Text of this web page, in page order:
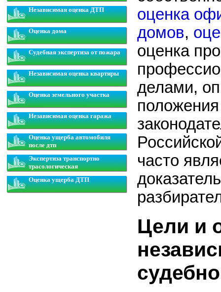
Независимая оценка ДТП
Оценка дома
Судебная экспертиза от пожара
Независимая оценка квартиры
Оценка земельного участка
Независимая оценка гаража
Оценка ущерба автомобиля
после дтп
Экспертиза транспортно
трасологическая
Оценка ущерба ДТП
оценка
домов,
оценка
делами,
часто
Цели и